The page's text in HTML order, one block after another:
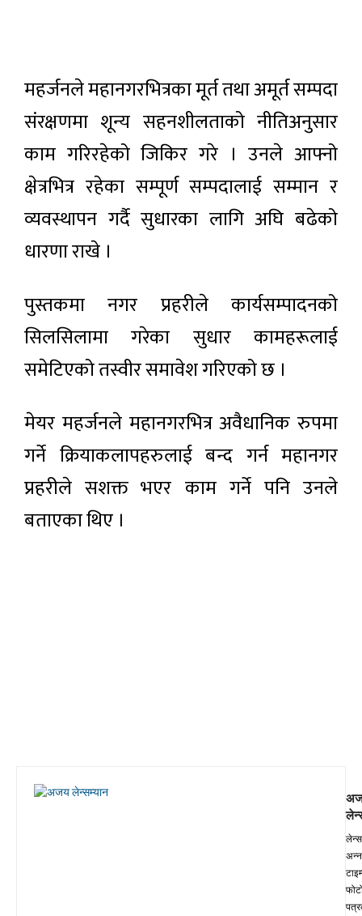
महर्जनले महानगरभित्रका मूर्त तथा अमूर्त सम्पदा
संरक्षणमा शून्य सहनशीलताको नीतिअनुसार
काम गरिरहेको जिकिर गरे । उनले आफ्नो
क्षेत्रभित्र रहेका सम्पूर्ण सम्पदालाई सम्मान र
व्यवस्थापन गर्दै सुधारका लागि अघि बढेको
धारणा राखे ।
पुस्तकमा नगर प्रहरीले कार्यसम्पादनको
सिलसिलामा गरेका सुधार कामहरूलाई
समेटिएको तस्वीर समावेश गरिएको छ ।
मेयर महर्जनले महानगरभित्र अवैधानिक रुपमा
गर्ने क्रियाकलापहरुलाई बन्द गर्न महानगर
प्रहरीले सशक्त भएर काम गर्ने पनि उनले
बताएका थिए ।